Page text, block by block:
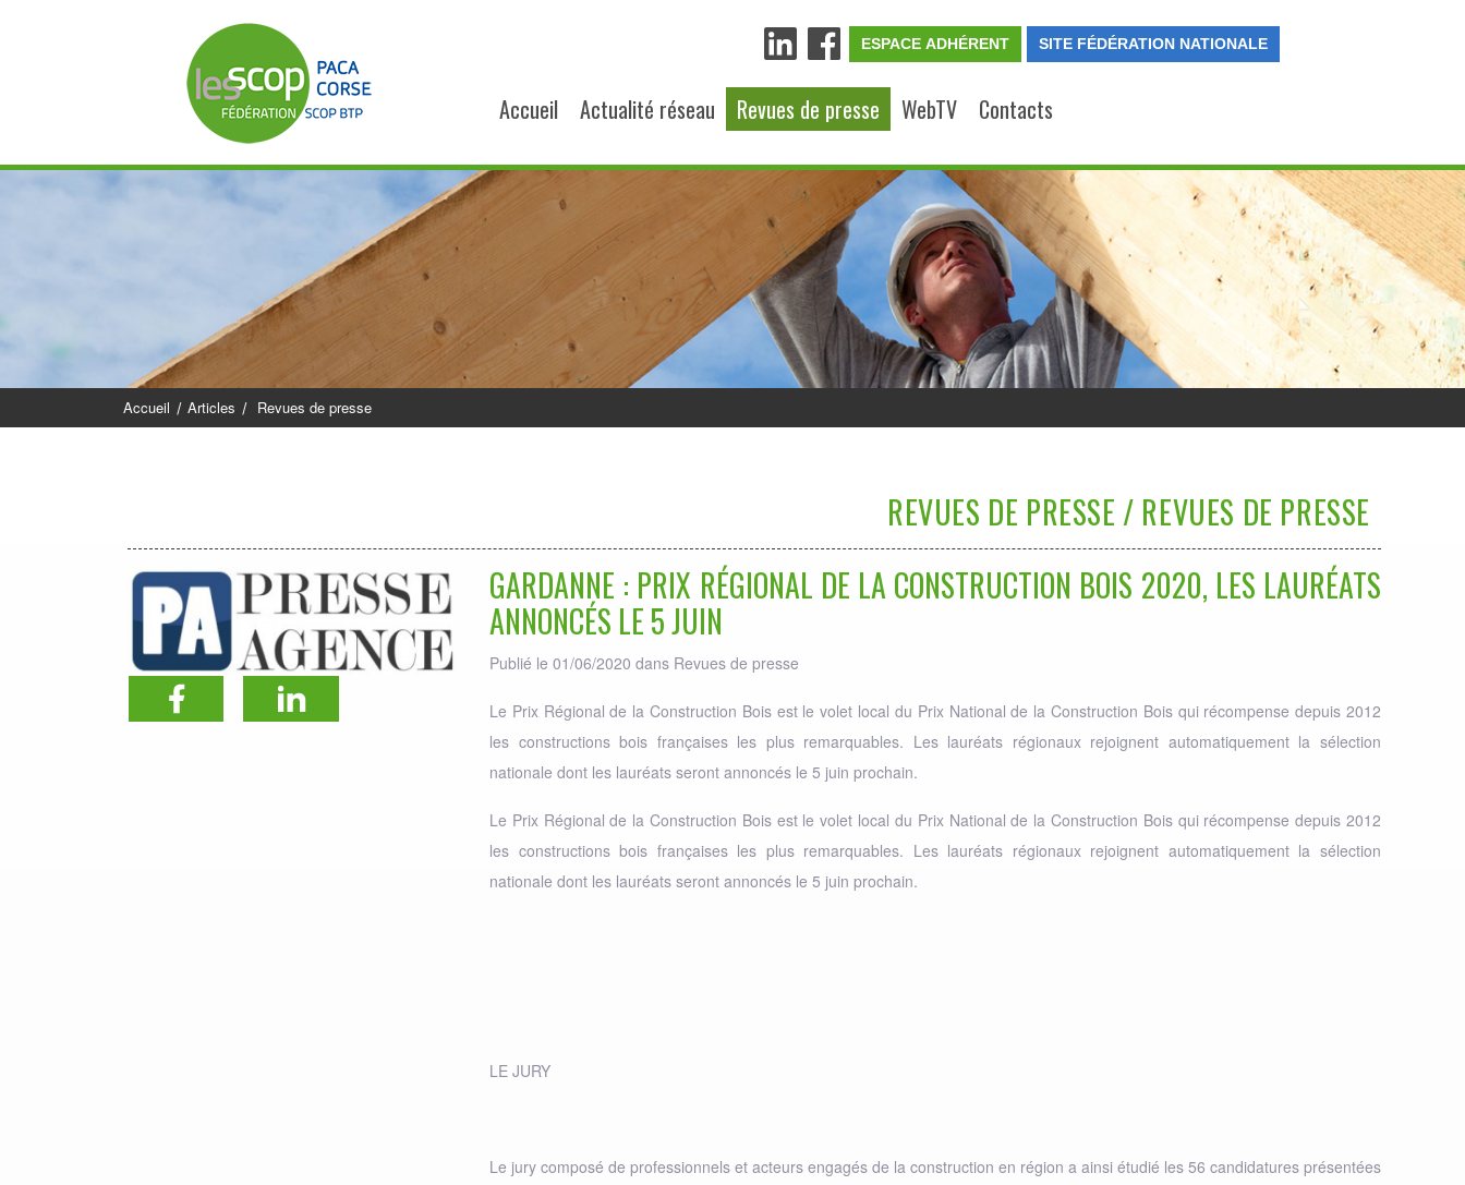
ESPACE ADHÉRENT SITE FÉDÉRATION NATIONALE
Accueil Actualité réseau Revues de presse WebTV Contacts
Accueil Articles Revues de presse
REVUES DE PRESSE / REVUES DE PRESSE
GARDANNE : PRIX RÉGIONAL DE LA CONSTRUCTION BOIS 2020, LES LAURÉATS
ANNONCÉS LE 5 JUIN
Publié le 01/06/2020 dans Revues de presse
Le Prix Régional de la Construction Bois est le volet local du Prix National de la Construction Bois qui récompense depuis 2012
les constructions bois françaises les plus remarquables. Les lauréats régionaux rejoignent automatiquement la sélection
nationale dont les lauréats seront annoncés le 5 juin prochain.
Le Prix Régional de la Construction Bois est le volet local du Prix National de la Construction Bois qui récompense depuis 2012
les constructions bois françaises les plus remarquables. Les lauréats régionaux rejoignent automatiquement la sélection
nationale dont les lauréats seront annoncés le 5 juin prochain.
LE JURY
Le jury composé de professionnels et acteurs engagés de la construction en région a ainsi étudié les 56 candidatures présentées